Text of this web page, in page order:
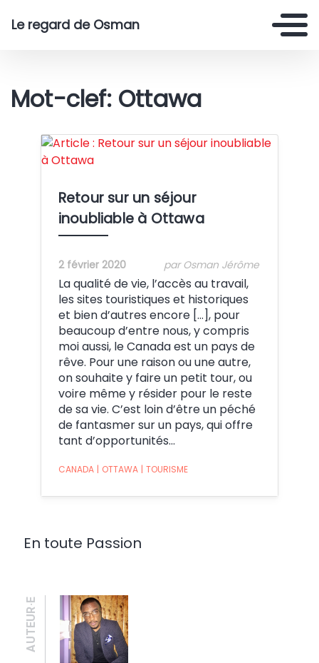
Le regard de Osman
Mot-clef: Ottawa
Retour sur un séjour
inoubliable à Ottawa
2 février 2020 par Osman Jérôme
La qualité de vie, l’accès au travail,
les sites touristiques et historiques
et bien d’autres encore […], pour
beaucoup d’entre nous, y compris
moi aussi, le Canada est un pays de
rêve. Pour une raison ou une autre,
on souhaite y faire un petit tour, ou
voire même y résider pour le reste
de sa vie. C’est loin d’être un péché
de fantasmer sur un pays, qui offre
tant d’opportunités…
CANADA | OTTAWA | TOURISME
En toute Passion
AUTEUR·E